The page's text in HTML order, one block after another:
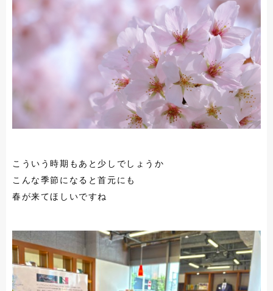
こういう時期もあと少しでしょうか
こんな季節になると首元にも
春が来てほしいですね